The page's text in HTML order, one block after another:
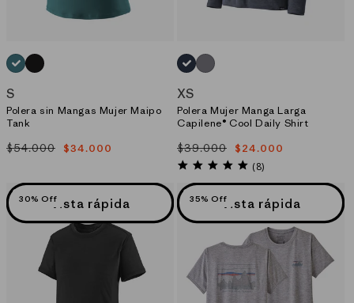
AZUL_(WLDB)
NEGRO_(BLK)
S
Polera sin Mangas Mujer Maipo
Tank
Precio
$54.000
Precio
$34.000
AZUL_(SBLX)
GRIS_(FEA)
XS
Polera Mujer Manga Larga
Capilene® Cool Daily Shirt
Precio
habitual
$39.000
Precio
de
$24.000
4.9
star
(8)
30% OffVista rápida 35% OffVista rápida